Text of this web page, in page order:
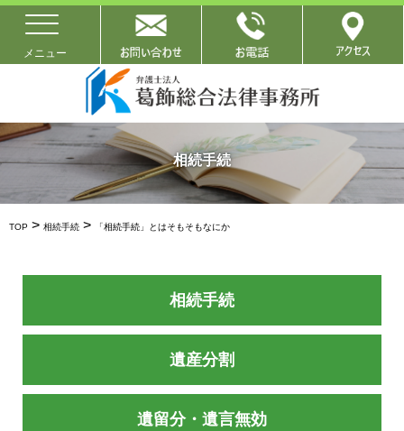
相続手続
TOP > 相続手続 > 「相続手続」とはそもそもなにか
相続手続
遺産分割
遺留分・遺言無効